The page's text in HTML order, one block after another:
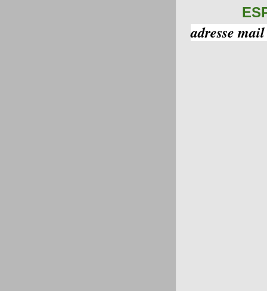
adresse